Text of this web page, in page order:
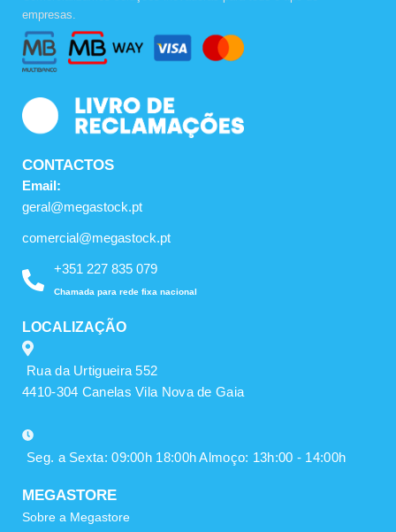
o
o
k
r
a
m
u
e
empresas.
CONTACTOS
Email:
geral@megastock.pt
comercial@megastock.pt
+351 227 835 079
Chamada para rede fixa nacional
LOCALIZAÇÃO
Rua da Urtigueira 552
4410-304 Canelas Vila Nova de Gaia
Seg. a Sexta: 09:00h 18:00h Almoço: 13h:00 - 14:00h
MEGASTORE
Sobre a Megastore